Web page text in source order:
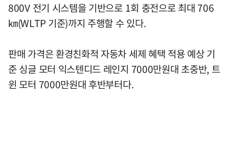
800V 전기 시스템을 기반으로 1회 충전으로 최대 706
㎞(WLTP 기준)까지 주행할 수 있다.
판매 가격은 환경친화적 자동차 세제 혜택 적용 예상 기
준 싱글 모터 익스텐디드 레인지 7000만원대 초중반, 트
윈 모터 7000만원대 후반부터다.